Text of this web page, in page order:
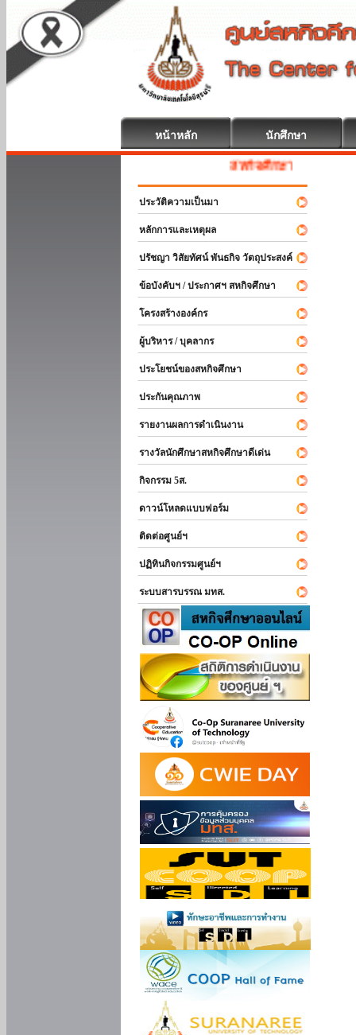
หน้าหลัก นักศึกษา
สหกิจศึกษา ยินดีต้อนรับ
ประวัติความเป็นมา
หลักการและเหตุผล
ปรัชญา วิสัยทัศน์ พันธกิจ วัตถุประสงค์
ข้อบังคับฯ / ประกาศฯ สหกิจศึกษา
โครงสร้างองค์กร
ผู้บริหาร / บุคลากร
ประโยชน์ของสหกิจศึกษา
ประกันคุณภาพ
รายงานผลการดำเนินงาน
รางวัลนักศึกษาสหกิจศึกษาดีเด่น
กิจกรรม 5ส.
ดาวน์โหลดแบบฟอร์ม
ติดต่อศูนย์ฯ
ปฏิทินกิจกรรมศูนย์ฯ
ระบบสารบรรณ มทส.